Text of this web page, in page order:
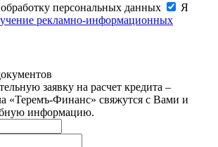
персональных данных
Я
рекламно-информационных
заявку на расчет кредита –
«Теремъ-Финанс» свяжутся с Вами и
информацию.